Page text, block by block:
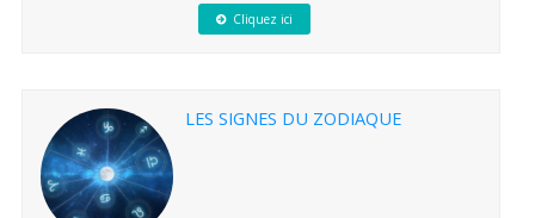
Cliquez ici
LES SIGNES DU ZODIAQUE